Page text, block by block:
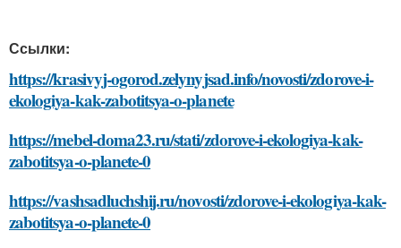
Ссылки:
https://krasivyj-ogorod.zelynyjsad.info/novosti/zdorove-i-
ekologiya-kak-zabotitsya-o-planete
https://mebel-doma23.ru/stati/zdorove-i-ekologiya-kak-
zabotitsya-o-planete-0
https://vashsadluchshij.ru/novosti/zdorove-i-ekologiya-kak-
zabotitsya-o-planete-0